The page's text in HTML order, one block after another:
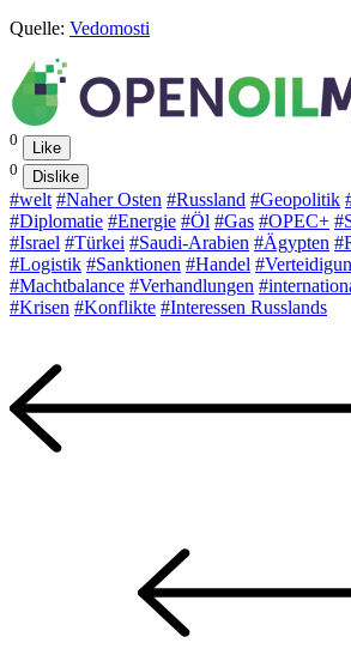
Quelle: Vedomosti
0
Like
0
Dislike
#welt #Naher Osten #Russland #Geopolitik
#Diplomatie #Energie #Öl #Gas #OPEC+
#Israel #Türkei #Saudi-Arabien #Ägypten
#Logistik #Sanktionen #Handel
#Machtbalance #Verhandlungen
#Krisen #Konflikte #Interessen Russlands